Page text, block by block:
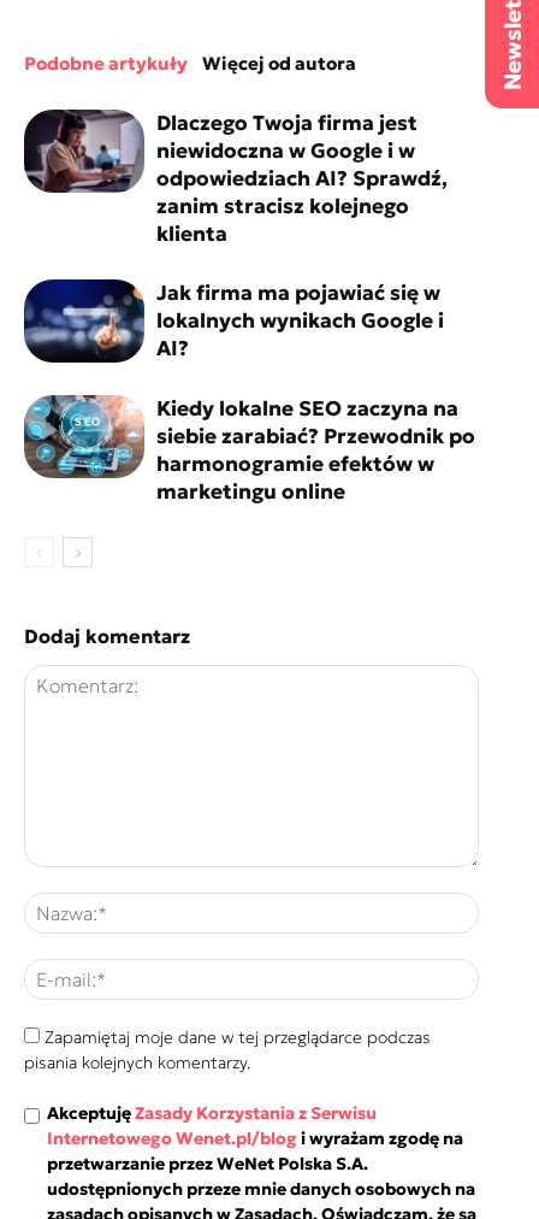
podobne artykuły więcej od autora
Dlaczego Twoja firma jest
niewidoczna w Google i w
odpowiedziach AI? Sprawdź,
zanim stracisz kolejnego
klienta
Jak firma ma pojawiać się w
lokalnych wynikach Google i
AI?
Kiedy lokalne SEO zaczyna na
siebie zarabiać? Przewodnik po
harmonogramie efektów w
marketingu online
Dodaj komentarz
Zapamiętaj moje dane w tej przeglądarce podczas
pisania kolejnych komentarzy.
AkceptujęZasady Korzystania z Serwisu
Internetowego Wenet.pl/blogi wyrażam zgodę na
przetwarzanie przez WeNet Polska S.A.
udostępnionych przeze mnie danych osobowych na
zasadach opisanych w Zasadach. Oświadczam, że są